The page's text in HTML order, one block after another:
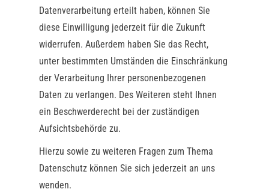
Datenverarbeitung erteilt haben, können Sie
diese Einwilligung jederzeit für die Zukunft
widerrufen. Außerdem haben Sie das Recht,
unter bestimmten Umständen die Einschränkung
der Verarbeitung Ihrer personenbezogenen
Daten zu verlangen. Des Weiteren steht Ihnen
ein Beschwerderecht bei der zuständigen
Aufsichtsbehörde zu.
Hierzu sowie zu weiteren Fragen zum Thema
Datenschutz können Sie sich jederzeit an uns
wenden.